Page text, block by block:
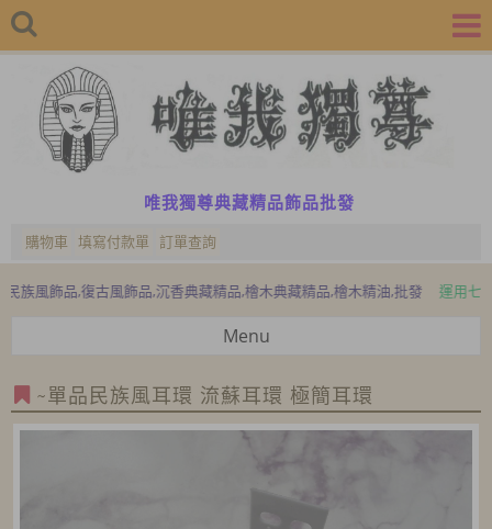
唯我獨尊典藏精品飾品批發
購物車 填寫付款單 訂單查詢
飾品,復古風飾品,沉香典藏精品,檜木典藏精品,檜木精油,批發 運用七寶、水
Menu
~單品民族風耳環 流蘇耳環 極簡耳環